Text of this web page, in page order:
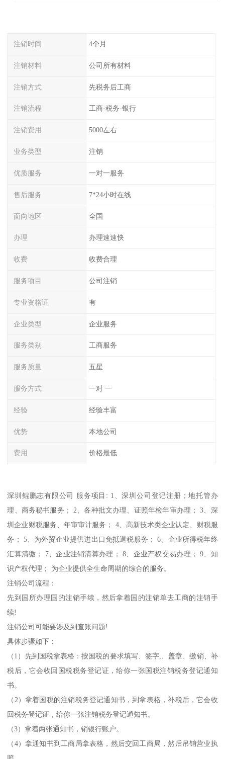
注销时间 4个月
注销材料 公司所有材料
注销方式 先税务后工商
注销流程 工商-税务-银行
注销费用 5000左右
业务类型 注销
优质服务 一对一服务
售后服务 7*24小时在线
面向地区 全国
办理 办理速速快
收费 收费合理
服务项目 公司注销
专业资格证 有
企业类型 企业服务
服务类别 工商服务
服务质量 五星
服务方式 一对 一
经验 经验丰富
优势 本地公司
费用 价格最低
深圳鲲鹏志有限公司 服务项目: 1、深圳公司登记注册；地托管办
理、商务秘书服务； 2、各种批文办理、证照年检年审办理； 3、深
圳企业财税服务、年审审计服务； 4、高新技术类企业认定、财税服
务； 5、为外贸企业提供进出口免抵退税服务； 6、企业所得税年终
汇算清缴； 7、企业注销清算办理； 8、企业产权交易办理； 9、知
识产权代理； 为企业提供全生命周期的综合的服务。
注销公司流程：
先到国所办理国的注销手续，然后拿着国的注销单去工商的注销手
续!
注销公司可能要涉及到查账问题!
具体步骤如下：
（1）先到国税拿表格：按国税的要求填写、签字,、盖章、缴销、补
税后，它会收回国税税务登记证，给你一张国税注销税务登记通知
书。
（2）拿着国税的注销税务登记通知书，到拿表格，补税后，它会收
回税务登记证，给你一张注销税务登记通知书。
（3）拿着两张通知书，销银行账户。
（4）拿通知书到工商局拿表格，然后交回工商局，然后吊销营业执